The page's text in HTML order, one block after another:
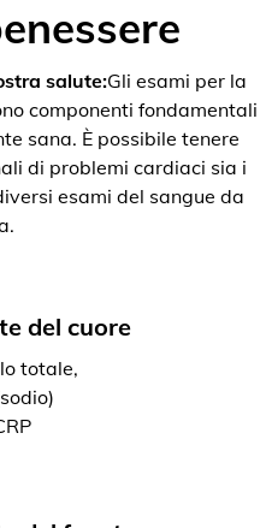
salute:Gli esami per la
componenti fondamentali
sana. È possibile tenere
di problemi cardiaci sia i
esami del sangue da
del cuore
totale,